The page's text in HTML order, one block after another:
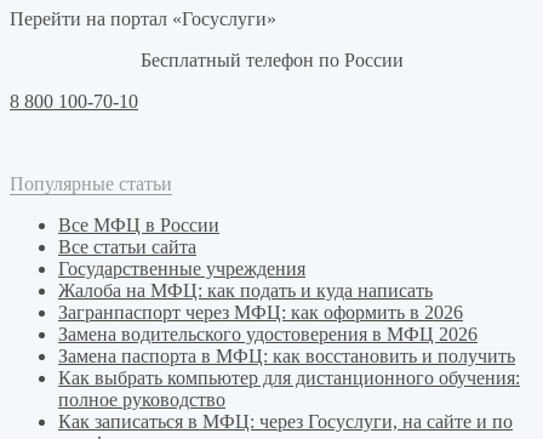
Перейти на портал «Госуслуги»
Бесплатный телефон по России
8 800 100-70-10
Популярные статьи
Все МФЦ в России
Все статьи сайта
Государственные учреждения
Жалоба на МФЦ: как подать и куда написать
Загранпаспорт через МФЦ: как оформить в 2026
Замена водительского удостоверения в МФЦ 2026
Замена паспорта в МФЦ: как восстановить и получить
Как выбрать компьютер для дистанционного обучения:
полное руководство
Как записаться в МФЦ: через Госуслуги, на сайте и по